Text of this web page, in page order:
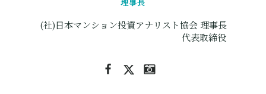
(社)日本マンション投資アナリスト協会 理事長
代表取締役